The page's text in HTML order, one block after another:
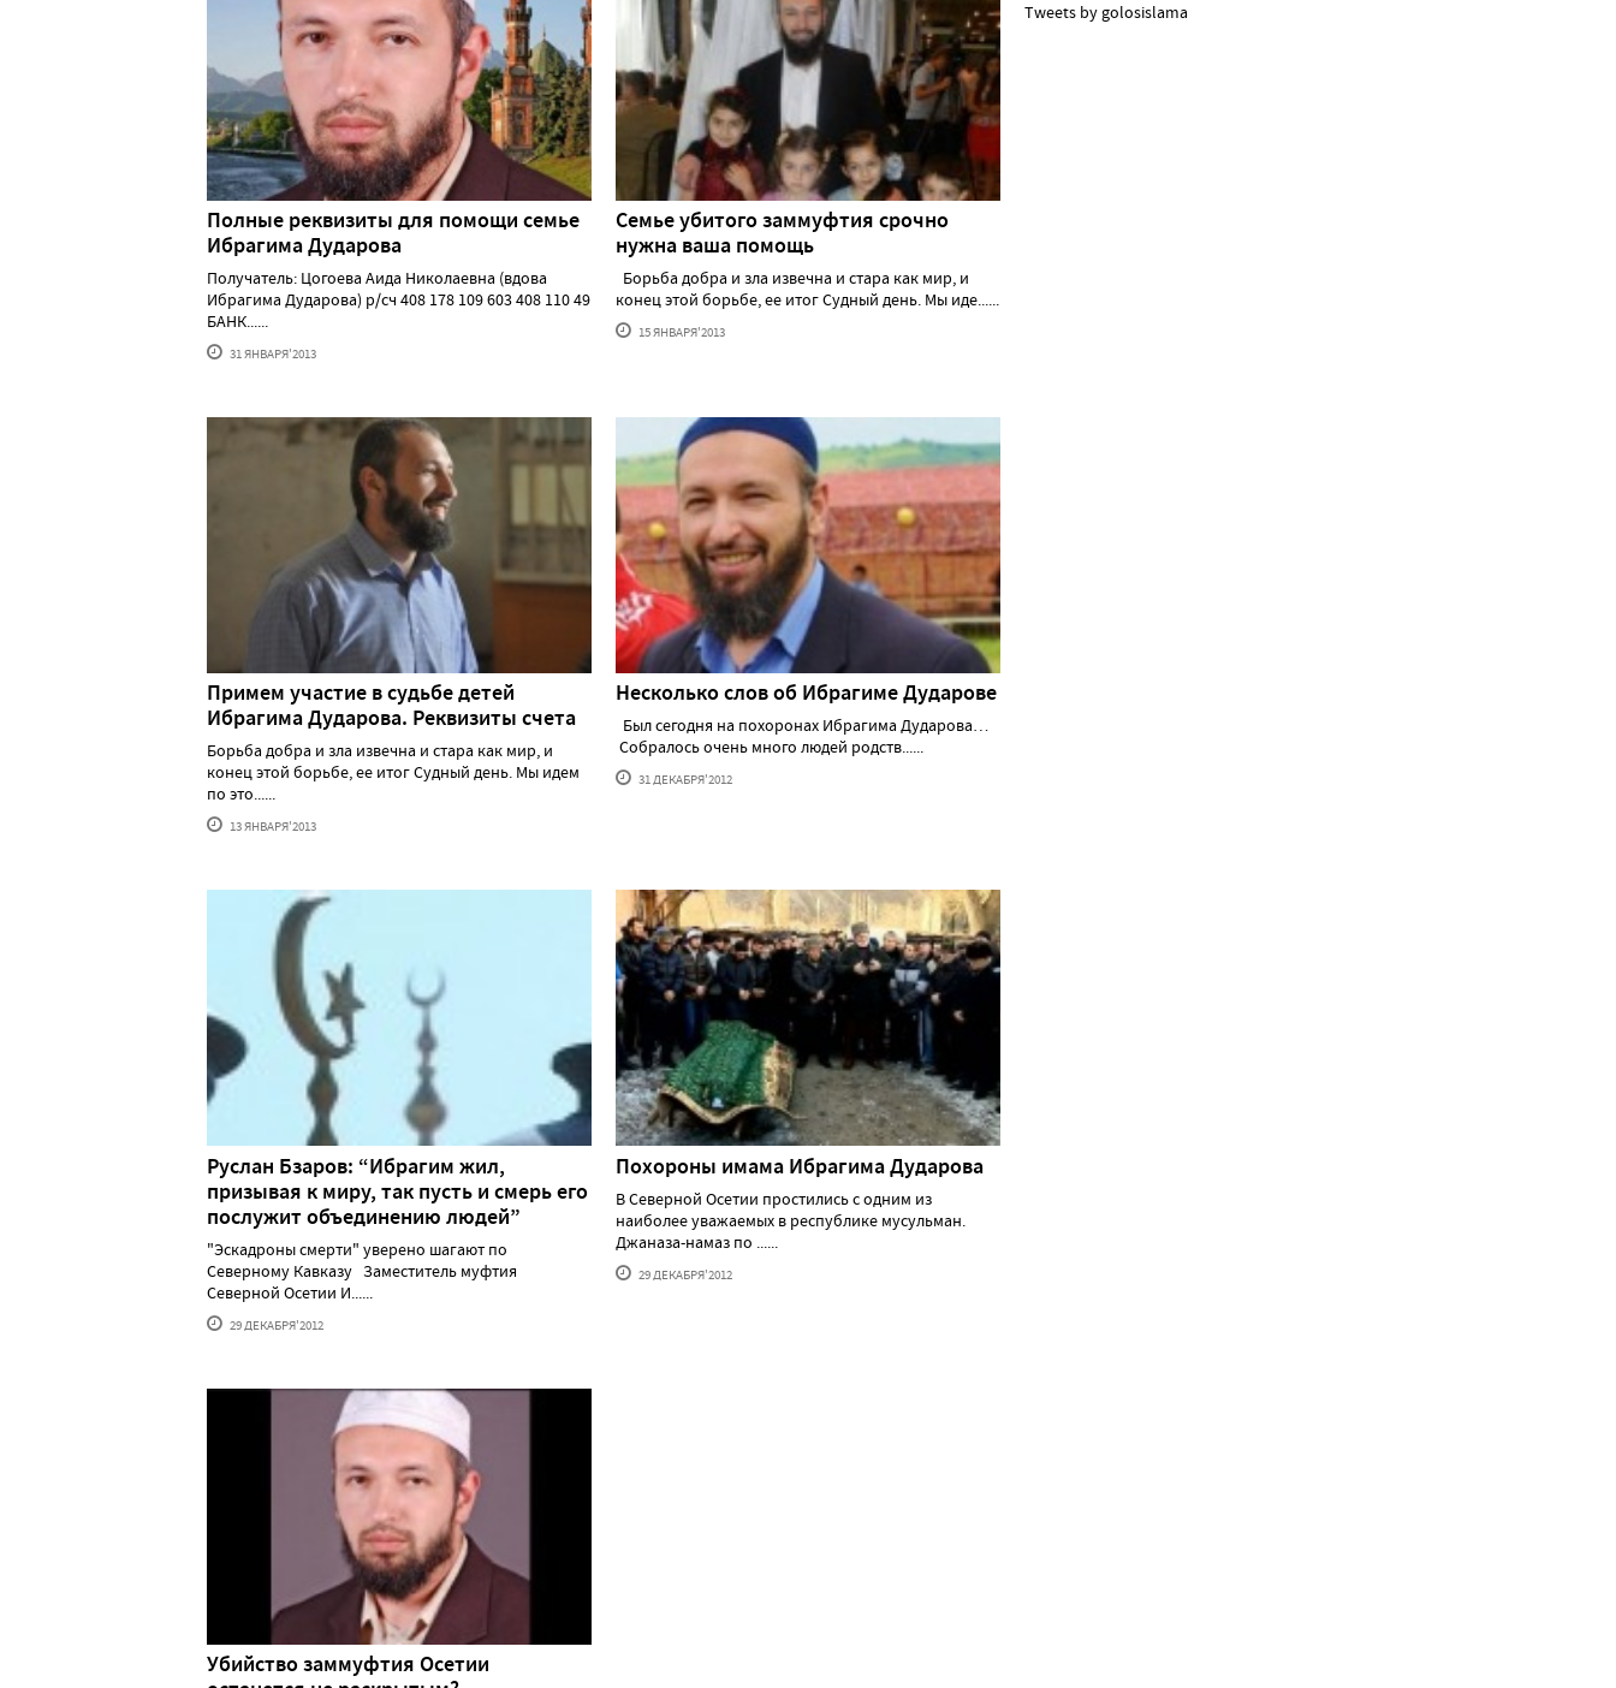
Полные реквизиты для помощи семье
Ибрагима Дударова
Получатель: Цогоева Аида Николаевна (вдова
Ибрагима Дударова) р/сч 408 178 109 603 408 110 49
БАНК......
31 ЯНВАРЯ'2013
Cемье убитого заммуфтия срочно
нужна ваша помощь
Борьба добра и зла извечна и стара как мир, и
конец этой борьбе, ее итог Судный день. Мы иде......
15 ЯНВАРЯ'2013
Примем участие в судьбе детей
Ибрагима Дударова. Реквизиты счета
Борьба добра и зла извечна и стара как мир, и
конец этой борьбе, ее итог Судный день. Мы идем
по это......
13 ЯНВАРЯ'2013
Несколько слов об Ибрагиме Дударове
Был сегодня на похоронах Ибрагима Дударова…
Собралось очень много людей родств......
31 ДЕКАБРЯ'2012
Руслан Бзаров: “Ибрагим жил,
призывая к миру, так пусть и смерь его
послужит объединению людей”
"Эскадроны смерти" уверено шагают по
Северному Кавказу Заместитель муфтия
Северной Осетии И......
29 ДЕКАБРЯ'2012
Похороны имама Ибрагима Дударова
В Северной Осетии простились с одним из
наиболее уважаемых в республике мусульман.
Джаназа-намаз по ......
29 ДЕКАБРЯ'2012
Убийство заммуфтия Осетии
Tweets by golosislama